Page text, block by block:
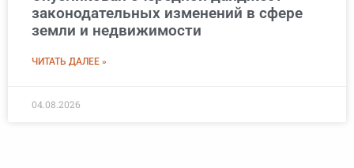
законодательных изменений в сфере
земли и недвижимости
ЧИТАТЬ ДАЛЕЕ »
04.08.2026